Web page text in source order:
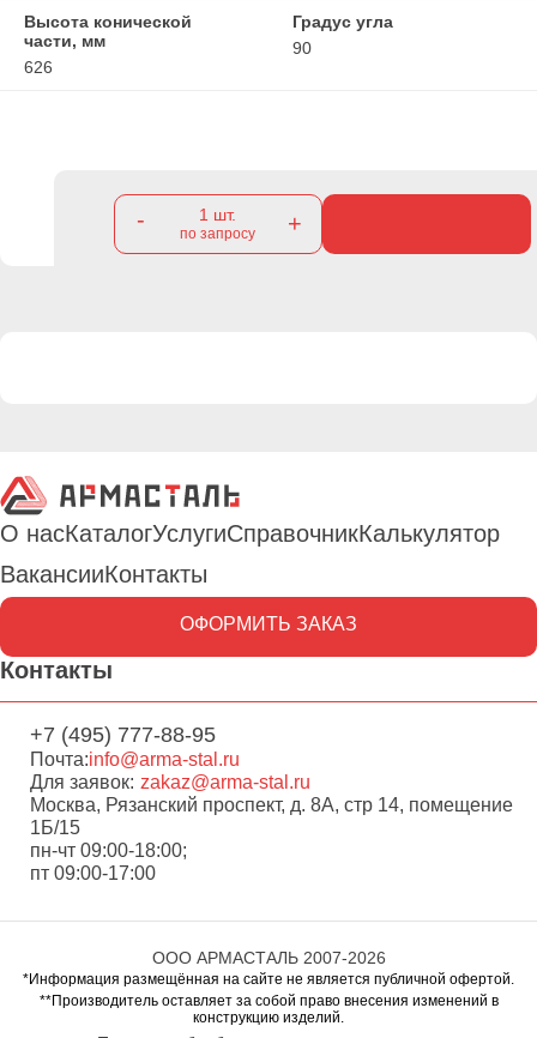
Высота конической
части, мм
626
Градус угла
90
- 1 шт.
по запросу +
О насКаталогУслугиСправочникКалькулятор
ВакансииКонтакты
ОФОРМИТЬ ЗАКАЗ
Контакты
+7 (495) 777-88-95
Почта:info@arma-stal.ru
Для заявок: zakaz@arma-stal.ru
Москва, Рязанский проспект, д. 8А, стр 14, помещение
1Б/15
пн-чт 09:00-18:00;
пт 09:00-17:00
ООО АРМАСТАЛЬ 2007-2026
*Информация размещённая на сайте не является публичной офертой.
**Производитель оставляет за собой право внесения изменений в
конструкцию изделий.